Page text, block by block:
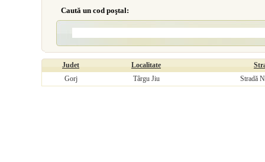
Caută un cod poştal:
Judet Localitate
Gorj
Târgu Jiu Stradă